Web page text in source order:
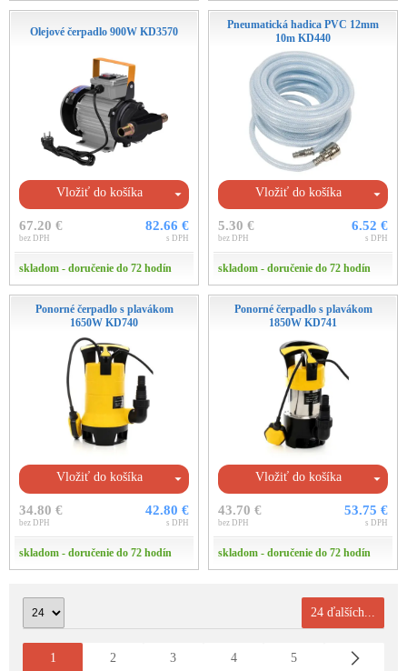
Olejové čerpadlo 900W KD3570
Vložiť do košíka
67.20 €
bez DPH
82.66 €
s DPH
skladom - doručenie do 72 hodín
Pneumatická hadica PVC 12mm
10m KD440
Vložiť do košíka
5.30 €
bez DPH
6.52 €
s DPH
skladom - doručenie do 72 hodín
Ponorné čerpadlo s plavákom
1650W KD740
Vložiť do košíka
34.80 €
bez DPH
42.80 €
s DPH
skladom - doručenie do 72 hodín
Ponorné čerpadlo s plavákom
1850W KD741
Vložiť do košíka
43.70 €
bez DPH
53.75 €
s DPH
skladom - doručenie do 72 hodín
24 ďalších...
1 2 3 4 5